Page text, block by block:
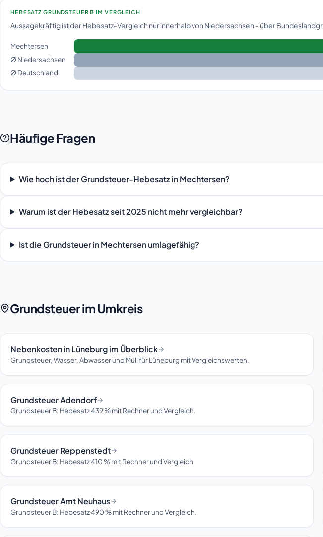
HEBESATZ GRUNDSTEUER B IM VERGLEICH
Aussagekräftig ist der Hebesatz-Vergleich nur innerhalb von Niedersachsen – über
Mechtersen
Ø Niedersachsen
Ø Deutschland
Häufige Fragen
Wie hoch ist der Grundsteuer-Hebesatz in Mechtersen?
Warum ist der Hebesatz seit 2025 nicht mehr vergleichbar?
Ist die Grundsteuer in Mechtersen umlagefähig?
Grundsteuer im Umkreis
Nebenkosten in Lüneburg im Überblick
Grundsteuer, Wasser, Abwasser und Müll für Lüneburg mit Vergleichswerten.
Grundsteuer Adendorf
Grundsteuer B: Hebesatz 439 % mit Rechner und Vergleich.
Grundsteuer Reppenstedt
Grundsteuer B: Hebesatz 410 % mit Rechner und Vergleich.
Grundsteuer Amt Neuhaus
Grundsteuer B: Hebesatz 490 % mit Rechner und Vergleich.